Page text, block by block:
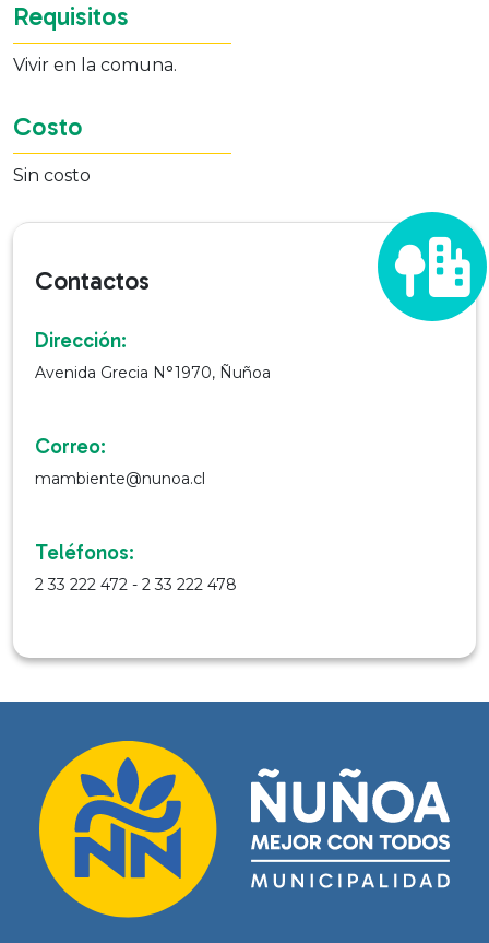
Requisitos
Vivir en la comuna.
Costo
Sin costo
Contactos
Dirección:
Avenida Grecia N°1970, Ñuñoa
Correo:
mambiente@nunoa.cl
Teléfonos:
2 33 222 472 - 2 33 222 478